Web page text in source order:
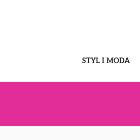
STYL I MODA